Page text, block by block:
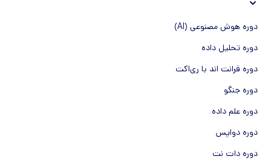
دوره هوش مصنوعی (AI)
دوره تحلیل داده
دوره فرانت اند با ری‌اکت
دوره جنگو
دوره علم داده
دوره دواپس
دوره دات نت